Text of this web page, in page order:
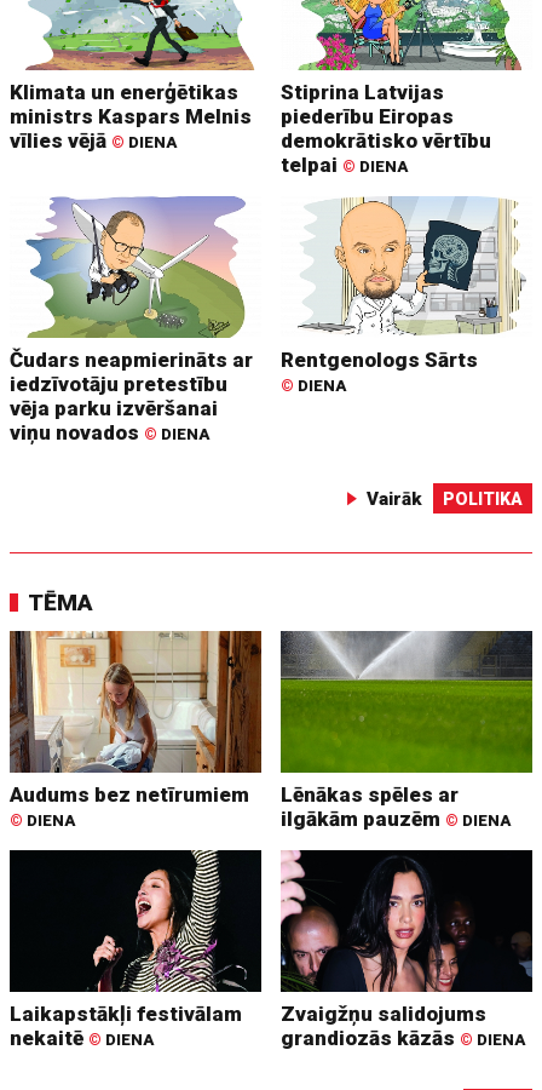
Klimata un enerģētikas
ministrs Kaspars Melnis
vīlies vējā © DIENA
Stiprina Latvijas
piederību Eiropas
demokrātisko vērtību
telpai © DIENA
Čudars neapmierināts ar
iedzīvotāju pretestību
vēja parku izvēršanai
viņu novados © DIENA
Rentgenologs Sārts
© DIENA
Vairāk POLITIKA
TĒMA
Audums bez netīrumiem
© DIENA
Lēnākas spēles ar
ilgākām pauzēm © DIENA
Laikapstākļi festivālam
nekaitē © DIENA
Zvaigžņu salidojums
grandiozās kāzās © DIENA